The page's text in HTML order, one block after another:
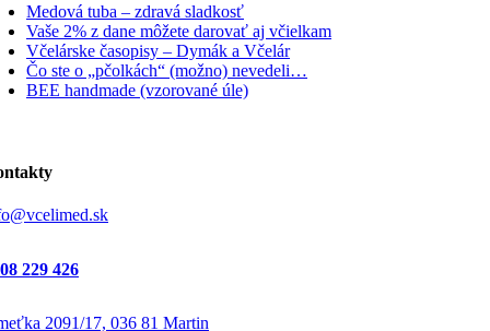
Medová tuba – zdravá sladkosť
Vaše 2% z dane môžete darovať aj včielkam
Včelárske časopisy – Dymák a Včelár
Čo ste o „pčolkách“ (možno) nevedeli…
BEE handmade (vzorované úle)
229 426
2091/17, 036 81 Martin